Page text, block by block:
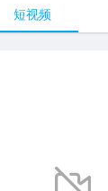
短视频